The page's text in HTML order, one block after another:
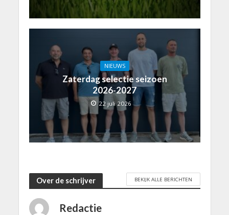
NIEUWS
Zaterdag selectie seizoen
2026-2027
22 juli 2026
Over de schrijver BEKIJK ALLE BERICHTEN
Redactie